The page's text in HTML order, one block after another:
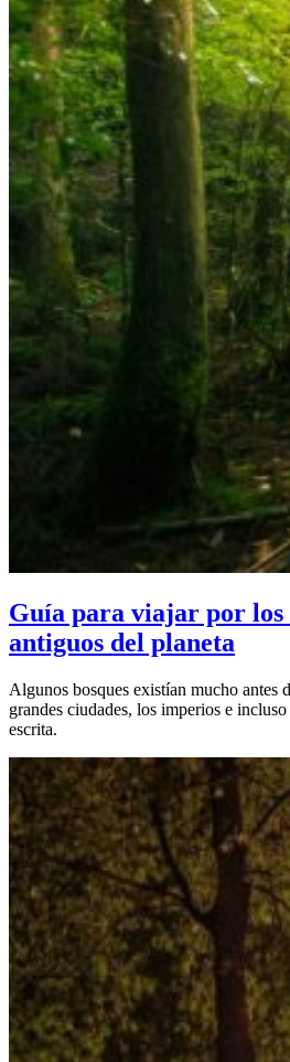
Guía para viajar por los
antiguos del planeta
Algunos bosques existían mucho antes
grandes ciudades, los imperios e
escrita.